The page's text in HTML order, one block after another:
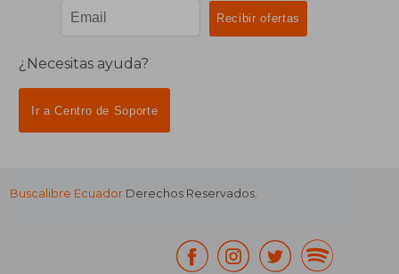
¿Necesitas ayuda?
Ir a Centro de Soporte
Buscalibre Ecuador Derechos Reservados.